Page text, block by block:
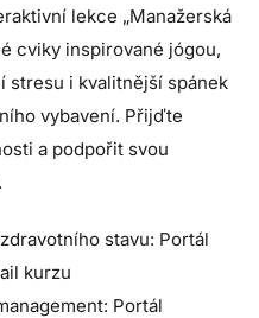
lekce „Manažerská
cviky inspirované jógou,
stresu i kvalitnější spánek
vybavení. Přijďte
a podpořit svou
stavu: Portál
kurzu
Portál